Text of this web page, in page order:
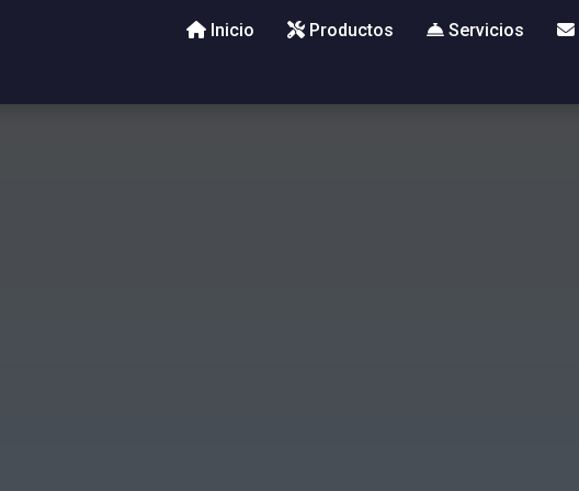
Inicio Productos Servicios